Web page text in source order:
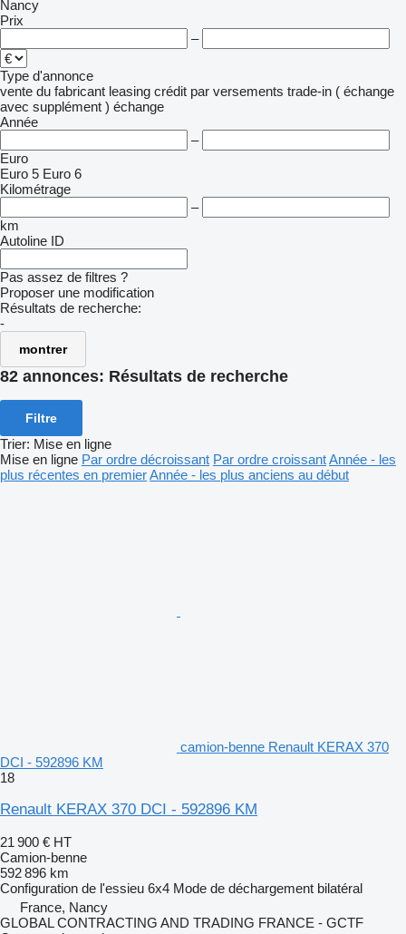
Nancy
Prix
–
Type d'annonce
vente du fabricant leasing crédit par versements trade-in ( échange
avec supplément ) échange
Année
–
Euro
Euro 5 Euro 6
Kilométrage
–
km
Autoline ID
Pas assez de filtres ?
Proposer une modification
Résultats de recherche:
-
montrer
82 annonces: Résultats de recherche
Filtre
Trier: Mise en ligne
Mise en ligne Par ordre décroissant Par ordre croissantAnnée - les
plus récentes en premierAnnée - les plus anciens au début
camion-benne Renault KERAX 370
DCI - 592896 KM
18
Renault KERAX 370 DCI - 592896 KM
21 900 € HT
Camion-benne
592 896 km
Configuration de l'essieu 6x4 Mode de déchargement bilatéral
France, Nancy
GLOBAL CONTRACTING AND TRADING FRANCE - GCTF